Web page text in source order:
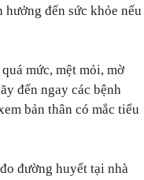
đến sức khỏe nếu
mức, mệt mỏi, mờ
đến ngay các bệnh
bản thân có mắc tiểu
đường huyết tại nhà